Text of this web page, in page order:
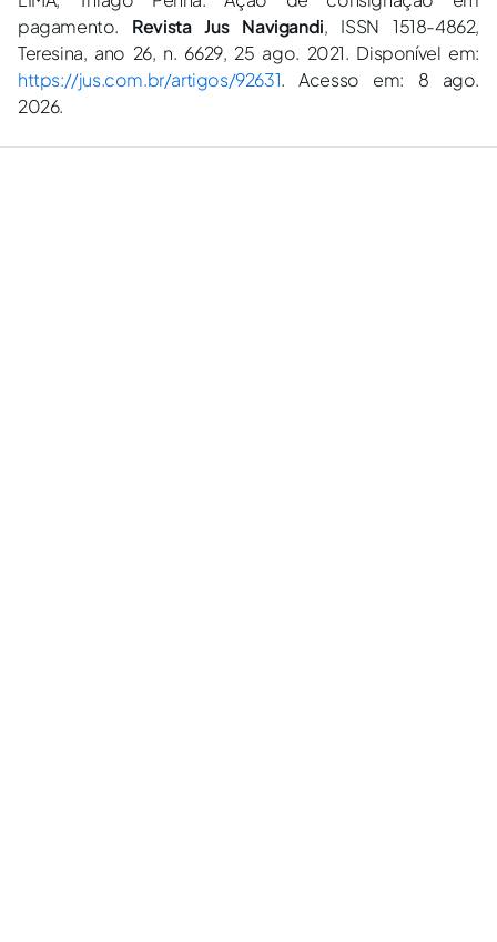
pagamento. Revista Jus Navigandi, ISSN 1518-4862,
Teresina, ano 26, n. 6629, 25 ago. 2021. Disponível em:
https://jus.com.br/artigos/92631. Acesso em: 8 ago.
2026.